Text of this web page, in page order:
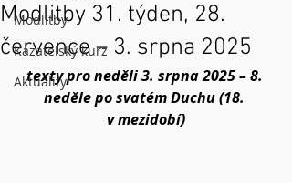
Modlitby
Kazatelský kurz
Aktuality
Modlitby 31. týden, 28.
července – 3. srpna 2025
texty pro neděli 3. srpna 2025 – 8.
neděle po svatém Duchu (18.
v mezidobí)